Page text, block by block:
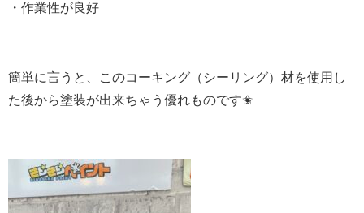
・作業性が良好
簡単に言うと、このコーキング（シーリング）材を使用し
た後から塗装が出来ちゃう優れものです✬